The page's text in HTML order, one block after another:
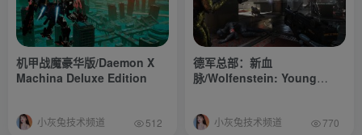
机甲战魔豪华版/Daemon X
Machina Deluxe Edition
小灰兔技术频道 512
德军总部：新血
脉/Wolfenstein: Young
小灰兔技术频道 770